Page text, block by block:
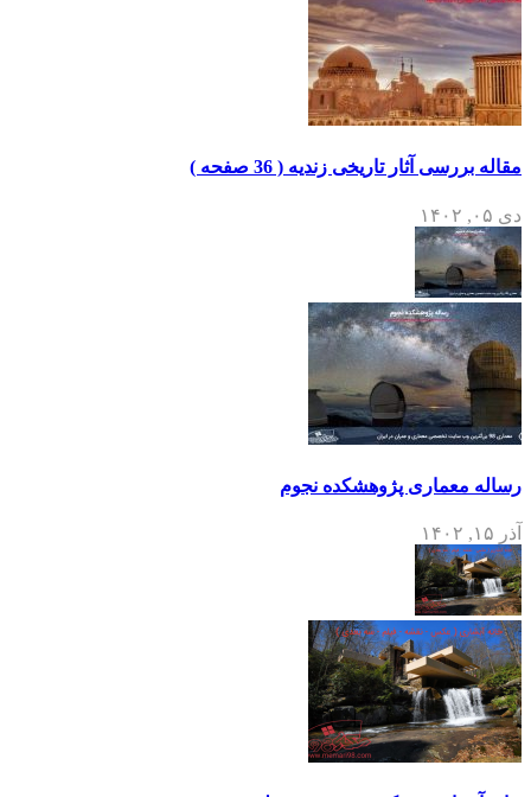
مقاله بررسی آثار تاریخی زندیه ( 36 صفحه )
دی ۰۵, ۱۴۰۲
رساله معماری پژوهشکده نجوم
آذر ۱۵, ۱۴۰۲